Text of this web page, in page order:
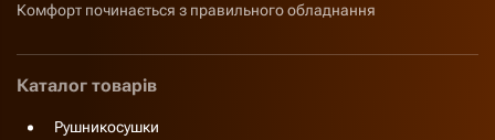
Комфорт починається з правильного обладнання
Каталог товарів
Рушникосушки